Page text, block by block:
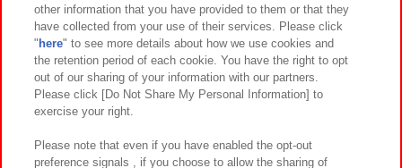
関連会社 サステナビリティ サイトポリシー
プライバシーポリシー ウェブアクセシビリティ方針と検証結果
お取引先さまとともに
カスタマーハラスメント対応方針 よくあるご質問・お問い合わせ
other information that you have provided to them or that they
have collected from your use of their services. Please click
" here" to see more details about how we use cookies and
the retention period of each cookie. You have the right to opt
out of our sharing of your information with our partners.
Please click [Do Not Share My Personal Information] to
exercise your right.
Please note that even if you have enabled the opt-out
preference signals , if you choose to allow the sharing of